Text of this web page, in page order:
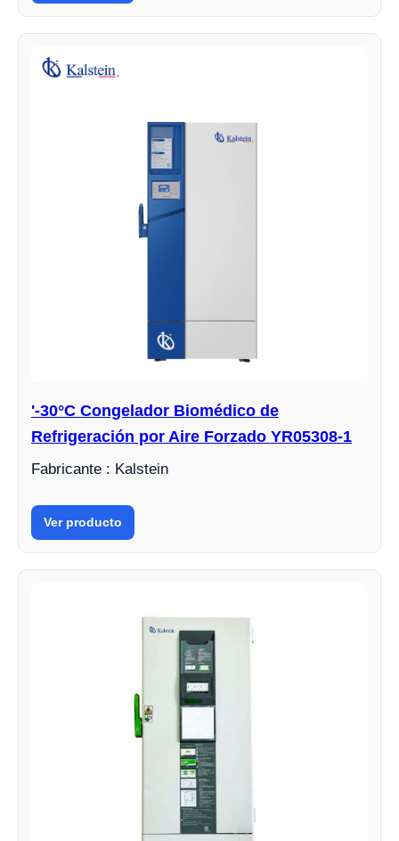
'-30°C Congelador Biomédico de
Refrigeración por Aire Forzado YR05308-1
Fabricante : Kalstein
Ver producto